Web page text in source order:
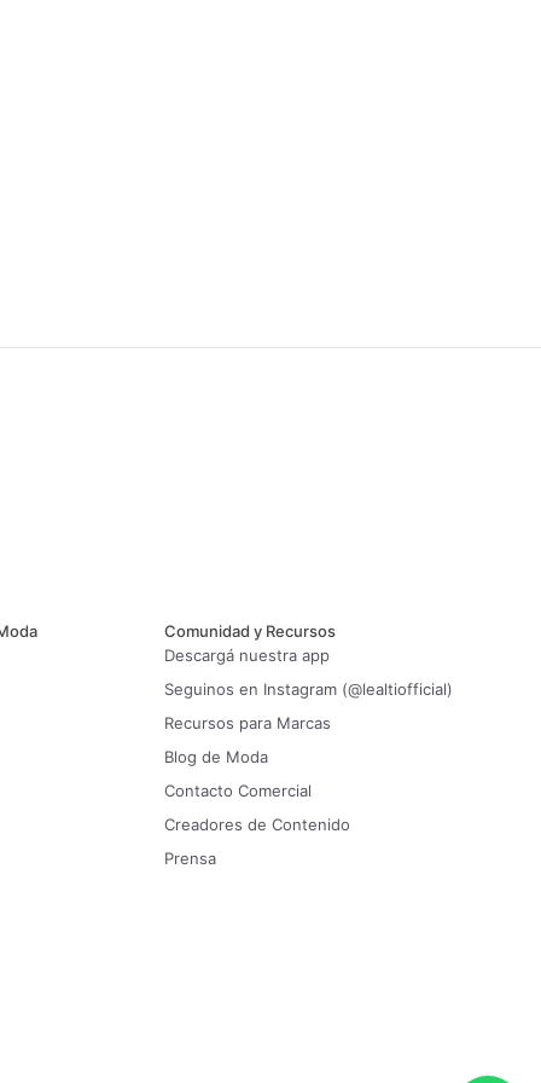
Comunidad y Recursos
Descargá nuestra app
Seguinos en Instagram (@lealtiofficial)
Recursos para Marcas
Blog de Moda
Contacto Comercial
Creadores de Contenido
Prensa